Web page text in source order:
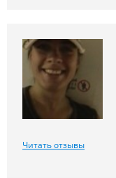
Читать отзывы